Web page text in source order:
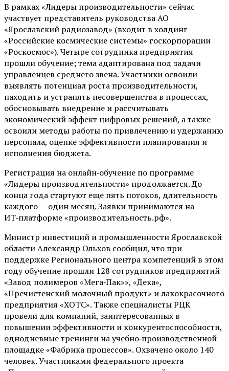
В рамках «Лидеры производительности» сейчас
участвует представитель руководства АО
«Ярославский радиозавод» (входит в холдинг
«Российские космические системы» госкорпорации
«Роскосмос»). Четыре сотрудника предприятия
прошли обучение; тема адаптирована под задачи
управленцев среднего звена. Участники освоили
выявлять потенциал роста производительности,
находить и устранять несовершенства в процессах,
обосновывать внедрение и рассчитывать
экономический эффект цифровых решений, а также
освоили методы работы по привлечению и удержанию
персонала, оценке эффективности планирования и
исполнения бюджета.
Регистрация на онлайн‑обучение по программе
«Лидеры производительности» продолжается. До
конца года стартуют еще пять потоков, длительность
каждого — один месяц. Заявки принимаются на
ИТ‑платформе «производительность.рф».
Министр инвестиций и промышленности Ярославской
области Александр Ольхов сообщил, что при
поддержке Регионального центра компетенций в этом
году обучение прошли 128 сотрудников предприятий
«Завод полимеров «Мега‑Пак»», «Дека»,
«Пречистенский молочный продукт» и лакокрасочного
предприятия «ХОТС». Также специалисты РЦК
провели для компаний, заинтересованных в
повышении эффективности и конкурентоспособности,
однодневные тренинги на учебно‑производственной
площадке «Фабрика процессов». Охвачено около 140
человек. Участниками федерального проекта